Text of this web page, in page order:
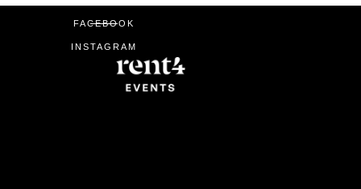
FACEBOOK
INSTAGRAM